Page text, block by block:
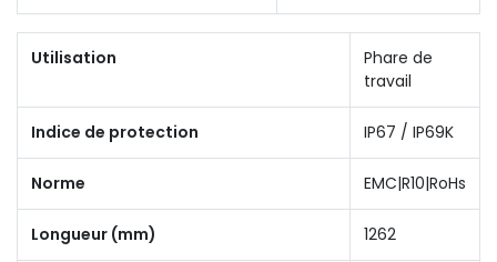
Utilisation
Phare de
travail
Indice de protection IP67 / IP69K
Norme EMC|R10|RoHs
Longueur (mm) 1262